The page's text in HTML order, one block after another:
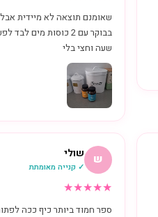
שאומנם תוצאה לא מיידית
בבוקר עם 2 כוסות
שעה וחצי בלי
ש שולי
✓ קנייה מאומתת
★
★
★
★
★
ספר חמוד ביותר כיף ככה